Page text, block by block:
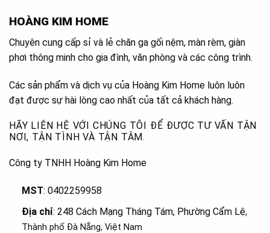
HOÀNG KIM HOME
Chuyên cung cấp sỉ và lẻ chăn ga gối nệm, màn rèm, giàn
phơi thông minh cho gia đình, văn phòng và các công trình.
Các sản phẩm và dịch vụ của Hoàng Kim Home luôn luôn
đạt được sự hài lòng cao nhất của tất cả khách hàng.
HÃY LIÊN HỆ VỚI CHÚNG TÔI ĐỂ ĐƯỢC TƯ VẤN TẬN
NƠI, TẬN TÌNH VÀ TẬN TÂM.
Công ty TNHH Hoàng Kim Home
MST: 0402259958
Địa chỉ: 248 Cách Mạng Tháng Tám, Phường Cẩm Lệ,
Thành phố Đà Nẵng, Việt Nam